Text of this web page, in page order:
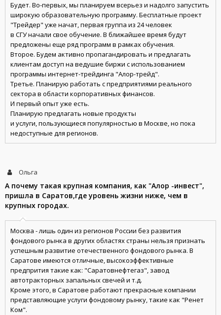
Будет. Во-первых, мы планируем всерьез и надолго запустить
широкую образовательную программу. Бесплатные проект
"Трейдер" уже начат, первая группа из 24 человек
в СГУ начали свое обучение. В ближайшее время будут
предложены еще ряд программ в рамках обучения.
Второе. Будем активно пропагандировать и предлагать
клиентам доступ на ведушие биржи с использованием
программы интернет-трейдинга "Алор-трейд".
Третье. Планирую работать с предприятиями реального
сектора в области корпоративных финансов.
И первый опыт уже есть.
Планирую предлагать новые продукты
и услуги, пользующиеся популярностью в Москве, но пока
недоступные для регионов.
Ольга
А почему такая крупная компания, как "Алор -инвест",
пришла в Саратов,где уровень жизни ниже, чем в
крупных городах.
Москва - лишь один из регионов России без развития
фондового рынка в других областях страны нельзя признать
успешным развитие отечественного фондового рынка. В
Саратове имеются отличные, высокоэффективные
предпрития такие как: "Саратовнефтегаз", завод
автотракторных запальных свечей и т.д.
Кроме этого, в Саратове работают прекрасные компании
представляющие услуги фондовому рынку, такие как "Ренет
Ком".